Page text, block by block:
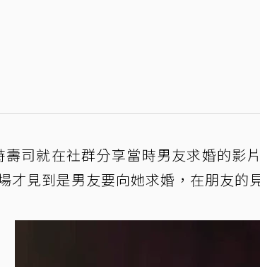
壽司就在社群分享當時男友求婚的影
才見到是男友要向她求婚，在朋友的